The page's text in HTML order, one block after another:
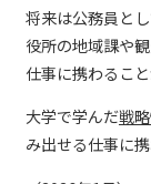
将来は公務員と
役所の地域課や
仕事に携わること
大学で学んだ戦
み出せる仕事に